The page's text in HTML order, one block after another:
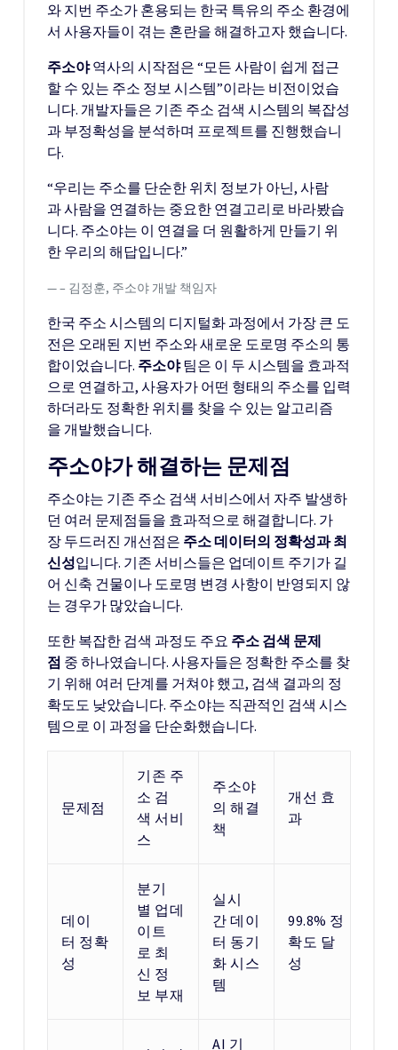
와 지번 주소가 혼용되는 한국 특유의 주소 환경에
서 사용자들이 겪는 혼란을 해결하고자 했습니다.
주소야역사의 시작점은 “모든 사람이 쉽게 접근
할 수 있는 주소 정보 시스템”이라는 비전이었습
니다. 개발자들은 기존 주소 검색 시스템의 복잡성
과 부정확성을 분석하며 프로젝트를 진행했습니
다.
“우리는 주소를 단순한 위치 정보가 아닌, 사람
과 사람을 연결하는 중요한 연결고리로 바라봤습
니다. 주소야는 이 연결을 더 원활하게 만들기 위
한 우리의 해답입니다.”
– 김정훈, 주소야 개발 책임자
한국 주소 시스템의 디지털화 과정에서 가장 큰 도
전은 오래된 지번 주소와 새로운 도로명 주소의 통
합이었습니다. 주소야팀은 이 두 시스템을 효과적
으로 연결하고, 사용자가 어떤 형태의 주소를 입력
하더라도 정확한 위치를 찾을 수 있는 알고리즘
을 개발했습니다.
주소야가 해결하는 문제점
주소야는 기존 주소 검색 서비스에서 자주 발생하
던 여러 문제점들을 효과적으로 해결합니다. 가
장 두드러진 개선점은 주소 데이터의 정확성과 최
신성입니다. 기존 서비스들은 업데이트 주기가 길
어 신축 건물이나 도로명 변경 사항이 반영되지 않
는 경우가 많았습니다.
또한 복잡한 검색 과정도 주요 주소 검색 문제
점 중 하나였습니다. 사용자들은 정확한 주소를 찾
기 위해 여러 단계를 거쳐야 했고, 검색 결과의 정
확도도 낮았습니다. 주소야는 직관적인 검색 시스
템으로 이 과정을 단순화했습니다.
문제점
기존 주
소 검
색 서비
스
주소야
의 해결
책
개선 효
과
데이
터 정확
성
분기
별 업데
이트
로 최
신 정
보 부재
실시
간 데이
터 동기
화 시스
템
99.8% 정
확도 달
성
AI 기